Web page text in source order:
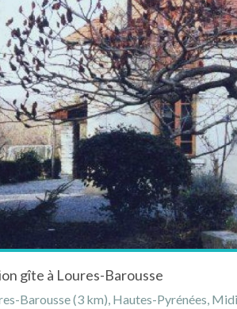
gîte à Loures-Barousse
Barousse (3 km), Hautes-Pyrénées,